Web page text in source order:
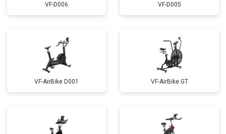
VF-D006 VF-D005
VF-AirBike D001 VF-AirBike GT